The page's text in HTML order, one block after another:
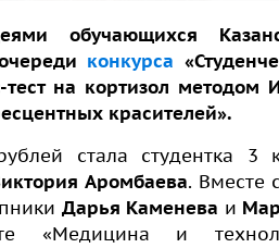
обучающихся
конкурса
на кортизол методом
красителей».
стала студентка 3
Аромбаева. Вместе
Дарья Каменева и
и